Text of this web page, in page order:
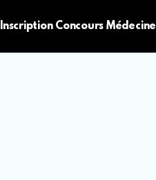
Inscription Concours Médecine